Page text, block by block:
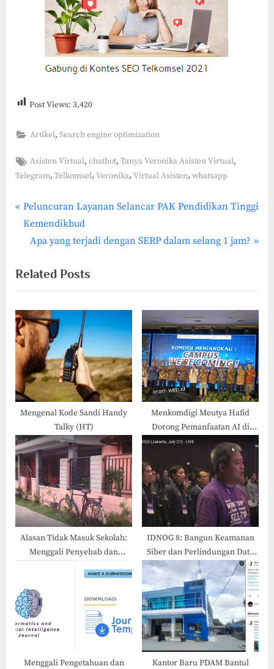
Post Views: 3,420
Artikel,Search engine optimization
Tags:
Asisten Virtual,chatbot,Tanya Veronika Asisten Virtual,
Telegram, Telkomsel, Veronika, Virtual Asisten, whatsapp
Post
navigation
P
r
i
o
u
s
P
o
s
t
:
Peluncuran Layanan Selancar PAK Pendidikan Tinggi
Kemendikbud
N
x
t
P
o
s
t
:
Apa yang terjadi dengan SERP dalam selang 1 jam?
Related Posts
Mengenal Kode Sandi Handy
Talky (HT)
Menkomdigi Meutya Hafid
Dorong Pemanfaatan AI di
Yogyakarta untuk UMKM,
Pendidikan, dan Budaya
Alasan Tidak Masuk Sekolah:
Menggali Penyebab dan
IDNOG 8: Bangun Keamanan
Siber dan Perlindungan Data
Era AI
Menggali Pengetahuan dan
Kantor Baru PDAM Bantul